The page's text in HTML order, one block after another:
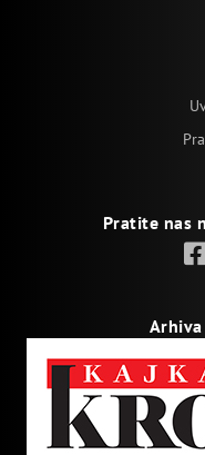
Pratite nas